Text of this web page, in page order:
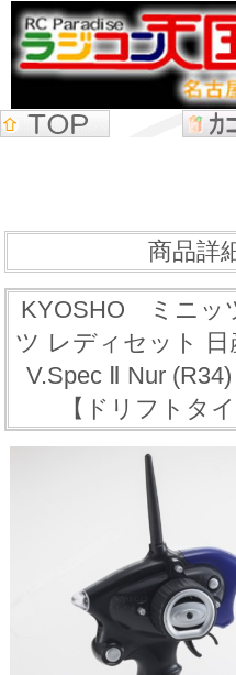
商品詳
KYOSHO ミニッ
ツ レディセット
V.Spec Ⅱ Nur
【ドリフトタ